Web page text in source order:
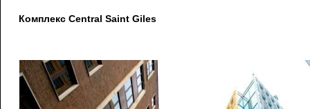
Комплекс Central Saint Giles